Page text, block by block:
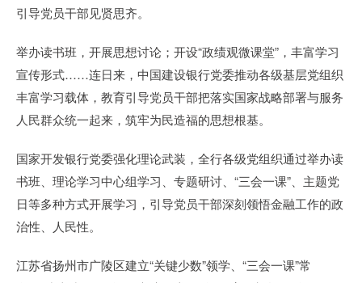
引导党员干部见贤思齐。
举办读书班，开展思想讨论；开设“政绩观微课堂”，丰富学习
宣传形式……连日来，中国建设银行党委推动各级基层党组织
丰富学习载体，教育引导党员干部把落实国家战略部署与服务
人民群众统一起来，筑牢为民造福的思想根基。
国家开发银行党委强化理论武装，全行各级党组织通过举办读
书班、理论学习中心组学习、专题研讨、“三会一课”、主题党
日等多种方式开展学习，引导党员干部深刻领悟金融工作的政
治性、人民性。
江苏省扬州市广陵区建立“关键少数”领学、“三会一课”常